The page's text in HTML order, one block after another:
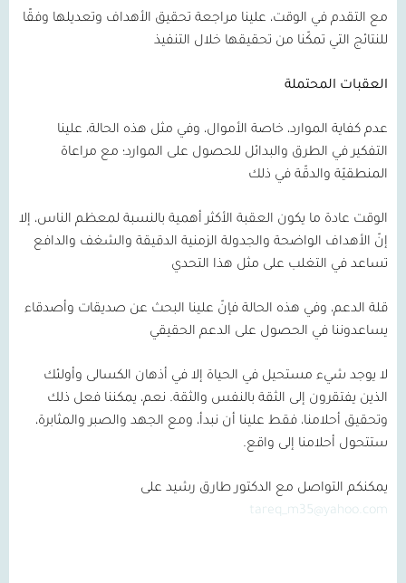
مع التقدم في الوقت، علينا مراجعة تحقيق الأهداف وتعديلها وفقًا
للنتائج التي تمكّنا من تحقيقها خلال التنفيذ
العقبات المحتملة
عدم كفاية الموارد، خاصة الأموال، وفي مثل هذه الحالة، علينا
التفكير في الطرق والبدائل للحصول على الموارد؛ مع مراعاة
المنطقيّة والدقّة في ذلك
الوقت عادة ما يكون العقبة الأكثر أهمية بالنسبة لمعظم الناس، إلا
إنّ الأهداف الواضحة والجدولة الزمنية الدقيقة والشغف والدافع
تساعد في التغلب على مثل هذا التحدي
قلة الدعم، وفي هذه الحالة فإنّ علينا البحث عن صديقات وأصدقاء
يساعدوننا في الحصول على الدعم الحقيقي
لا يوجد شيء مستحيل في الحياة إلا في أذهان الكسالى وأولئك
الذين يفتقرون إلى الثقة بالنفس والثقة. نعم، يمكننا فعل ذلك
وتحقيق أحلامنا، فقط علينا أن نبدأ، ومع الجهد والصبر والمثابرة،
ستتحول أحلامنا إلى واقع.
يمكنكم التواصل مع الدكتور طارق رشيد على
tareq_m35@yahoo.com